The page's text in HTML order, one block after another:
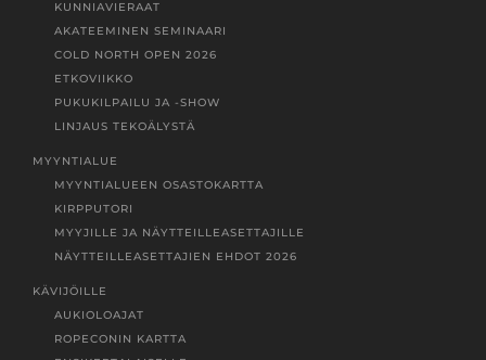
KUNNIAVIERAAT
AKATEEMINEN SEMINAARI
COLD NORTH OPEN 2026
ETKOVIIKKO
PUKUKILPAILU JA -SHOW
LINJAUS TEKOÄLYSTÄ
MYYNTIALUE
MYYNTIALUEEN OSASTOKARTTA
KIRPPUTORI
MYYJILLE JA NÄYTTEILLEASETTAJILLE
NÄYTTEILLEASETTAJIEN EHDOT 2026
KÄVIJÖILLE
AUKIOLOAJAT
ROPECONIN KARTTA